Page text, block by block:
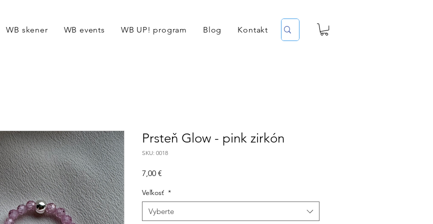
WB skener WB events WB UP! program Blog Kontakt
Prsteň Glow - pink zirkón
SKU: 0018
7,00 €
Veľkosť *
Vyberte